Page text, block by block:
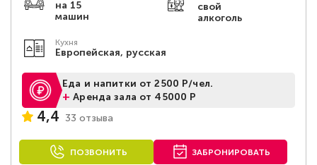
на 15
машин
свой
алкоголь
Кухня
Европейская, русская
Еда и напитки от 2500 Р/чел.
+Аренда зала от 45000 Р
4,4 33 отзыва
ПОЗВОНИТЬ ЗАБРОНИРОВАТЬ